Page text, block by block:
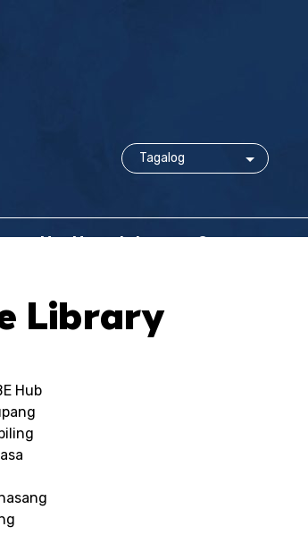
Mga Mapagkukunan at Suporta
Library
Hub